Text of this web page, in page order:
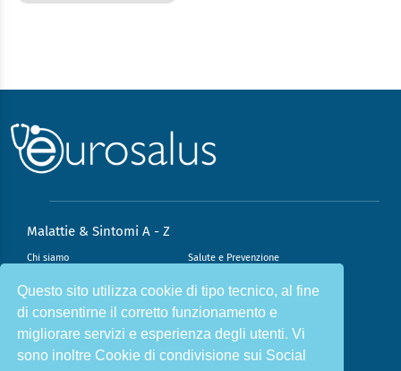
Questo sito utilizza cookie di tipo tecnico, al fine
di consentirne il corretto funzionamento e
migliorare servizi e esperienza degli utenti. Vi
sono inoltre Cookie di condivisione sui Social
Malattie & Sintomi A - Z
Chi siamo Salute e Prevenzione
Infiammazione e Allergia Direzione scientifica
Nutrizione e Stili di vita Sport e Benessere
Cookie Policy L’angolo del dottore